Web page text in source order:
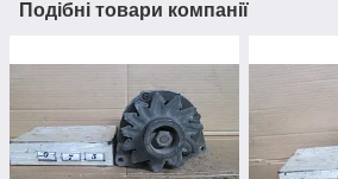
Подібні товари компанії